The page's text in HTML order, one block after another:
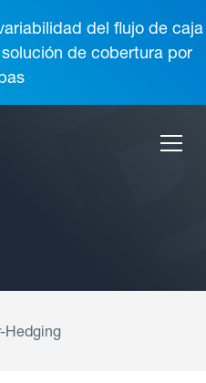
del flujo de caja
de cobertura por
Hedging